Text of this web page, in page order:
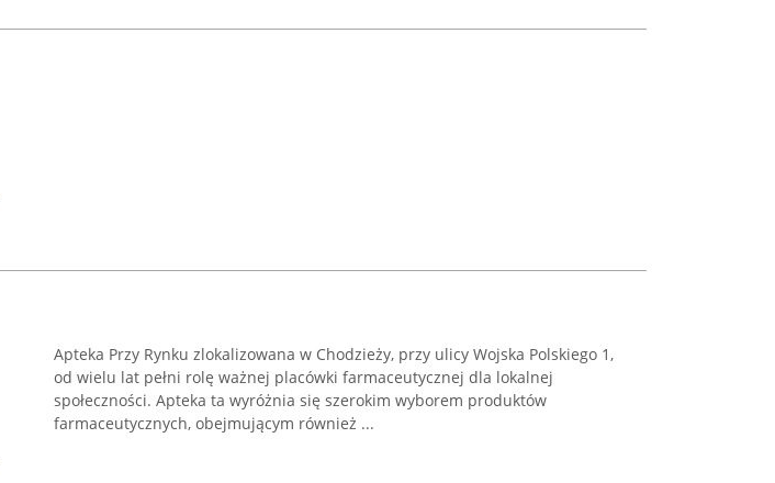
Apteka Przy Rynku zlokalizowana w Chodzieży, przy ulicy Wojska Polskiego 1,
od wielu lat pełni rolę ważnej placówki farmaceutycznej dla lokalnej
społeczności. Apteka ta wyróżnia się szerokim wyborem produktów
farmaceutycznych, obejmującym również ...